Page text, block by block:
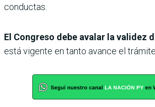
conductas.
El Congreso debe avalar la validez
está vigente en tanto avance el